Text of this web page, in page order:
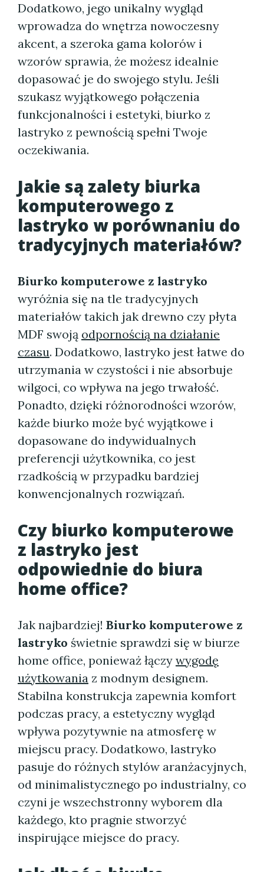
Dodatkowo, jego unikalny wygląd
wprowadza do wnętrza nowoczesny
akcent, a szeroka gama kolorów i
wzorów sprawia, że możesz idealnie
dopasować je do swojego stylu. Jeśli
szukasz wyjątkowego połączenia
funkcjonalności i estetyki, biurko z
lastryko z pewnością spełni Twoje
oczekiwania.
Jakie są zalety biurka
komputerowego z
lastryko w porównaniu do
tradycyjnych materiałów?
Biurko komputerowe z lastryko
wyróżnia się na tle tradycyjnych
materiałów takich jak drewno czy płyta
MDF swoją odpornością na działanie
czasu. Dodatkowo, lastryko jest łatwe do
utrzymania w czystości i nie absorbuje
wilgoci, co wpływa na jego trwałość.
Ponadto, dzięki różnorodności wzorów,
każde biurko może być wyjątkowe i
dopasowane do indywidualnych
preferencji użytkownika, co jest
rzadkością w przypadku bardziej
konwencjonalnych rozwiązań.
Czy biurko komputerowe
z lastryko jest
odpowiednie do biura
home office?
Jak najbardziej! Biurko komputerowe z
lastryko świetnie sprawdzi się w biurze
home office, ponieważ łączy wygodę
użytkowania z modnym designem.
Stabilna konstrukcja zapewnia komfort
podczas pracy, a estetyczny wygląd
wpływa pozytywnie na atmosferę w
miejscu pracy. Dodatkowo, lastryko
pasuje do różnych stylów aranżacyjnych,
od minimalistycznego po industrialny, co
czyni je wszechstronny wyborem dla
każdego, kto pragnie stworzyć
inspirujące miejsce do pracy.